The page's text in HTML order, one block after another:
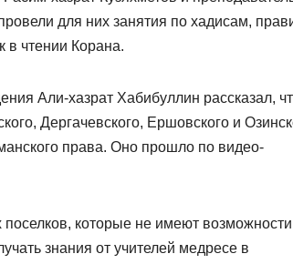
для них занятия по хадисам,
в чтении Корана.
Али-хазрат Хабибуллин рассказал,
Дергачевского, Ершовского и
права. Оно прошло по видео-
которые не имеют возможности
знания от учителей медресе в